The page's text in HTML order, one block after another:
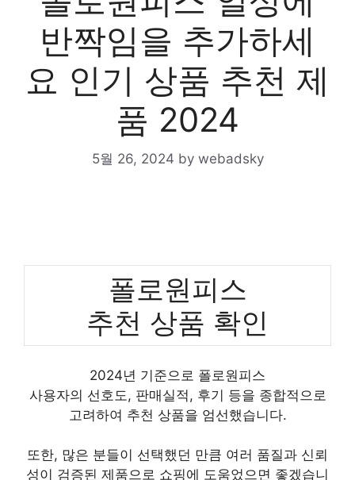
반짝임을 추가하세
요 인기 상품 추천 제
품 2024
5월 26, 2024 by webadsky
폴로원피스
추천 상품 확인
2024년 기준으로 폴로원피스
사용자의 선호도, 판매실적, 후기 등을 종합적으로
고려하여 추천 상품을 엄선했습니다.
또한, 많은 분들이 선택했던 만큼 여러 품질과 신뢰
성이 검증된 제품으로 쇼핑에 도움었으면 좋겠습니